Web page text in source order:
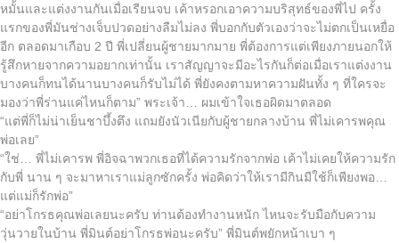
หมั้นและแต่งงานกันเมื่อเรียนจบ เค้าหรอกเอาความบริสุทธ์ของพี่ไป ครั้ง
แรกของพี่มันช่างเจ็บปวดอย่างลืมไม่ลง พี่บอกกับตัวเองว่าจะไม่ตกเป็นเหยื่อ
อีก ตลอดมาเกือบ 2 ปี พี่เปลี่ยนผู้ชายมากมาย พี่ต้องการแต่เพียงภายนอกให้
รู้สึกหายจากความอยากเท่านั้น เราสัญญาจะมีอะไรกันก็ต่อเมื่อเราแต่งงาน
บางคนก็ทนได้นานบางคนก็รับไม่ได้ พี่ยังคงตามหาความฝันทั้ง ๆ ที่ใครจะ
มองว่าพี่ร่านแค่ไหนก็ตาม” พระเจ้า… ผมเข้าใจเธอผิดมาตลอด
“แต่พี่ก็ไม่น่าเย็นชาบึ้งตึง แถมยังนัวเนียกับผู้ชายกลางบ้าน พี่ไม่เคารพคุณ
พ่อเลย”
“ใช่… พี่ไม่เคารพ พี่อิจฉาพวกเธอที่ได้ความรักจากพ่อ เค้าไม่เคยให้ความรัก
กับพี่ นาน ๆ จะมาหาเราแม่ลูกซักครั้ง พ่อคิดว่าให้เรามีกินมีใช้ก็เพียงพอ…
แต่แม่ก็รักพ่อ”
“อย่าโกรธคุณพ่อเลยนะครับ ท่านต้องทำงานหนัก ไหนจะรับมือกับความ
วุ่นวายในบ้าน พี่มินต์อย่าโกรธพ่อนะครับ” พี่มินต์พยักหน้าเบา ๆ